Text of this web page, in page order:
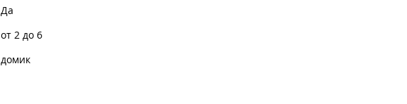
Да
от 2 до 6
домик